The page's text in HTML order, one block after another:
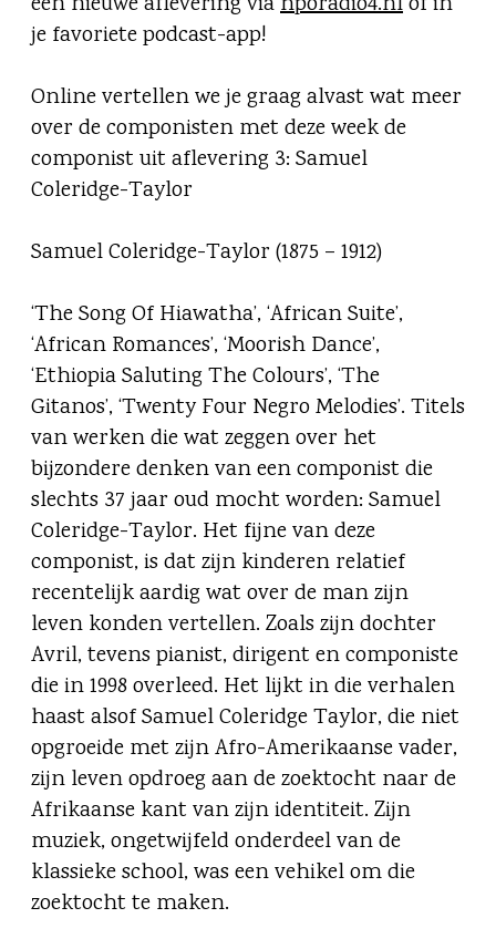
je favoriete podcast-app!
Online vertellen we je graag alvast wat meer
over de componisten met deze week de
componist uit aflevering 3: Samuel
Coleridge-Taylor
Samuel Coleridge-Taylor (1875 – 1912)
‘The Song Of Hiawatha’, ‘African Suite’,
‘African Romances’, ‘Moorish Dance’,
‘Ethiopia Saluting The Colours’, ‘The
Gitanos’, ‘Twenty Four Negro Melodies’. Titels
van werken die wat zeggen over het
bijzondere denken van een componist die
slechts 37 jaar oud mocht worden: Samuel
Coleridge-Taylor. Het fijne van deze
componist, is dat zijn kinderen relatief
recentelijk aardig wat over de man zijn
leven konden vertellen. Zoals zijn dochter
Avril, tevens pianist, dirigent en componiste
die in 1998 overleed. Het lijkt in die verhalen
haast alsof Samuel Coleridge Taylor, die niet
opgroeide met zijn Afro-Amerikaanse vader,
zijn leven opdroeg aan de zoektocht naar de
Afrikaanse kant van zijn identiteit. Zijn
muziek, ongetwijfeld onderdeel van de
klassieke school, was een vehikel om die
zoektocht te maken.